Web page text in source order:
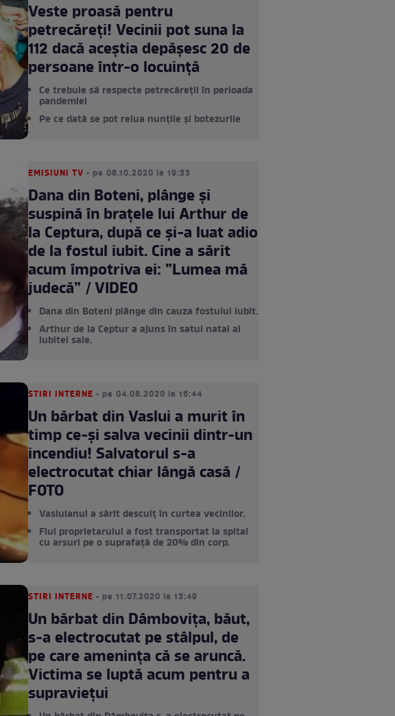
Veste proasă pentru
petrecăreți! Vecinii pot suna la
112 dacă aceștia depășesc 20 de
persoane într-o locuință
Ce trebuie să respecte petrecăreții în perioada
pandemiei
Pe ce dată se pot relua nunțile și botezurile
EMISIUNI TV • pe 08.10.2020 la 19:33
Dana din Boteni, plânge și
suspină în brațele lui Arthur de
la Ceptura, după ce și-a luat adio
de la fostul iubit. Cine a sărit
acum împotriva ei: ”Lumea mă
judecă” / VIDEO
Dana din Boteni plânge din cauza fostului iubit.
Arthur de la Ceptur a ajuns în satul natal al
iubitei sale.
STIRI INTERNE • pe 04.08.2020 la 16:44
Un bărbat din Vaslui a murit în
timp ce-și salva vecinii dintr-un
incendiu! Salvatorul s-a
electrocutat chiar lângă casă /
FOTO
Vasluianul a sărit desculț în curtea vecinilor.
Fiul proprietarului a fost transportat la spital
cu arsuri pe o suprafață de 20% din corp.
STIRI INTERNE • pe 11.07.2020 la 13:49
Un bărbat din Dâmbovița, băut,
s-a electrocutat pe stâlpul, de
pe care amenința că se aruncă.
Victima se luptă acum pentru a
supraviețui